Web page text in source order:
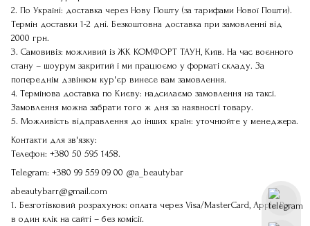
2. По Україні: доставка через Нову Пошту (за тарифами Нової Пошти).
Термін доставки 1-2 дні. Безкоштовна доставка при замовленні від
2000 грн.
3. Самовивіз: можливий із ЖК КОМФОРТ ТАУН, Київ. На час воєнного
стану – шоурум закритий і ми працюємо у форматі складу. За
попереднім дзвінком кур'єр винесе вам замовлення.
4. Термінова доставка по Києву: надсилаємо замовлення на таксі.
Замовлення можна забрати того ж дня за наявності товару.
5. Можливість відправлення до інших країн: уточнюйте у менеджера.
Контакти для зв'язку:
Телефон: +380 50 595 1458.
Telegram: +380 99 559 09 00 @a_beautybar
abeautybarr@gmail.com
1. Безготівковий розрахунок: оплата через Visa/MasterCard, Apple Pay
в один клік на сайті – без комісії.